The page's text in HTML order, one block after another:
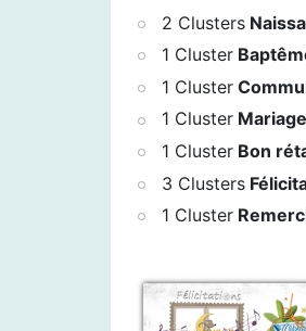
2 Clusters
1 Cluster
1 Cluster
1 Cluster Mariage
1 Cluster Bon
3 Clusters
1 Cluster